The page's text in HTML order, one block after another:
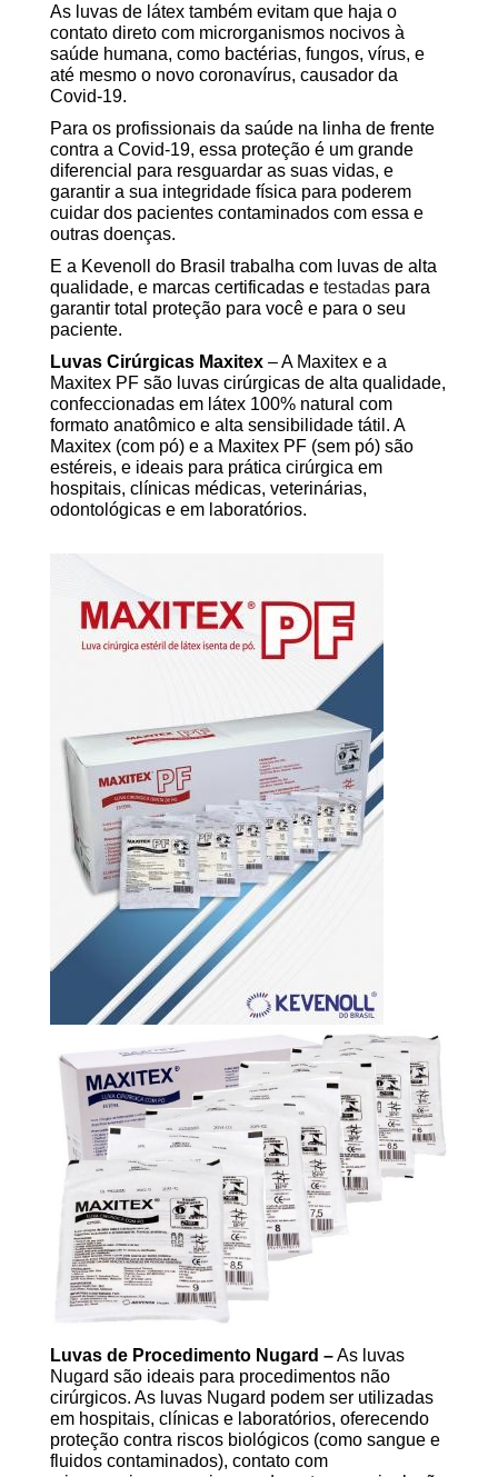
As luvas de látex também evitam que haja o
contato direto com microrganismos nocivos à
saúde humana, como bactérias, fungos, vírus, e
até mesmo o novo coronavírus, causador da
Covid-19.
Para os profissionais da saúde na linha de frente
contra a Covid-19, essa proteção é um grande
diferencial para resguardar as suas vidas, e
garantir a sua integridade física para poderem
cuidar dos pacientes contaminados com essa e
outras doenças.
E a Kevenoll do Brasil trabalha com luvas de alta
qualidade, e marcas certificadas etestadaspara
garantir total proteção para você e para o seu
paciente.
Luvas Cirúrgicas Maxitex– A Maxitex e a
Maxitex PF são luvas cirúrgicas de alta qualidade,
confeccionadas em látex 100% natural com
formato anatômico e alta sensibilidade tátil. A
Maxitex (com pó) e a Maxitex PF (sem pó) são
estéreis, e ideais para prática cirúrgica em
hospitais, clínicas médicas, veterinárias,
odontológicas e em laboratórios.
Luvas de Procedimento Nugard –As luvas
Nugard são ideais para procedimentos não
cirúrgicos. As luvas Nugard podem ser utilizadas
em hospitais, clínicas e laboratórios, oferecendo
proteção contra riscos biológicos (como sangue e
fluidos contaminados), contato com